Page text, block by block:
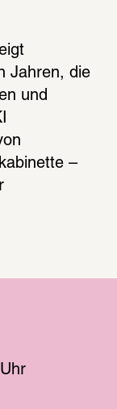
Jahren, die
und
–
Uhr